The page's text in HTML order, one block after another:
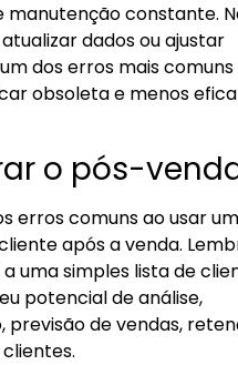
manutenção constante.
dados ou ajustar
dos erros mais comuns
obsoleta e menos
o pós-
erros comuns ao usar um
após a venda.
a uma simples lista de
potencial de análise,
previsão de vendas,